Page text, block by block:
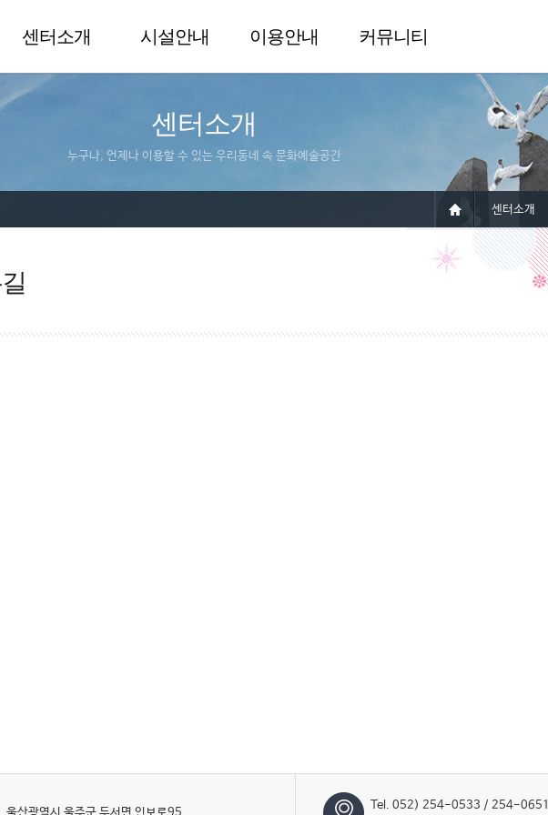
센터소개 시설안내 이용안내 커뮤니티
센터소개
누구나, 언제나 이용할 수 있는 우리동네 속 문화예술공간
센터소개
Tel. 052) 254-0533 / 254-0651